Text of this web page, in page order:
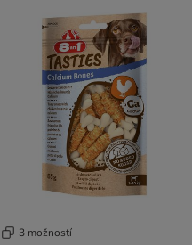
3 možností